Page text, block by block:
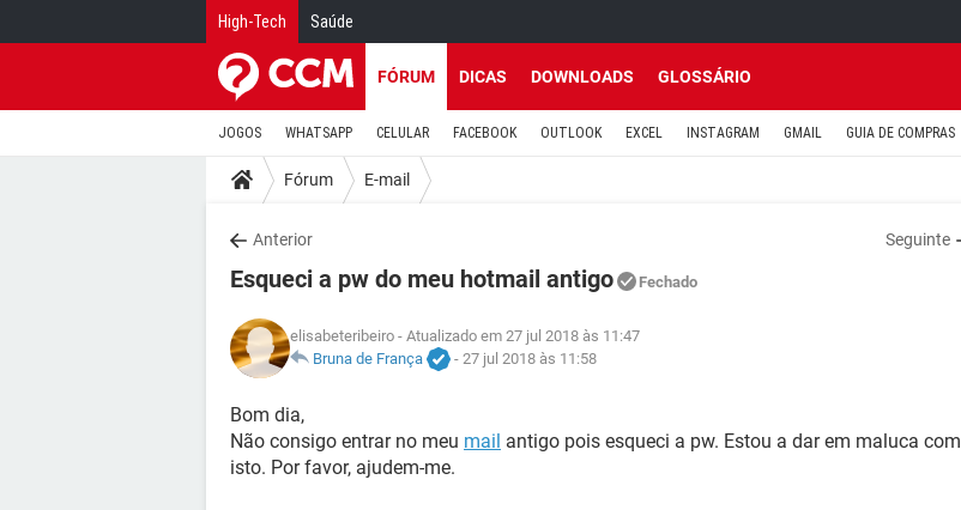
High-Tech Saúde
FÓRUM DICAS DOWNLOADS GLOSSÁRIO
JOGOS WHATSAPP CELULAR FACEBOOK OUTLOOK EXCEL INSTAGRAM GMAIL GUIA DE COMPRAS
Fórum E-mail
Anterior Seguinte
Esqueci a pw do meu hotmail antigo Fechado
elisabeteribeiro - Atualizado em 27 jul 2018 às 11:47
Bruna de França
- 27 jul 2018 às 11:58
Bom dia,
Não consigo entrar no meu mail antigo pois esqueci a pw. Estou a dar em maluca com
isto. Por favor, ajudem-me.